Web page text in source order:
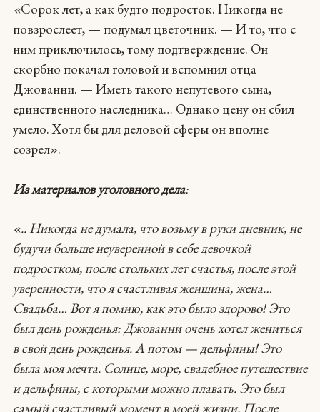
«Сорок лет, а как будто подросток. Никогда не
повзрослеет, — подумал цветочник. — И то, что с
ним приключилось, тому подтверждение. Он
скорбно покачал головой и вспомнил отца
Джованни. — Иметь такого непутевого сына,
единственного наследника… Однако цену он сбил
умело. Хотя бы для деловой сферы он вполне
созрел».
Из материалов уголовного дела:
«.. Никогда не думала, что возьму в руки дневник, не
будучи больше неуверенной в себе девочкой
подростком, после стольких лет счастья, после этой
уверенности, что я счастливая женщина, жена…
Свадьба… Вот я помню, как это было здорово! Это
был день рожденья: Джованни очень хотел жениться
в свой день рожденья. А потом — дельфины! Это
была моя мечта. Солнце, море, свадебное путешествие
и дельфины, с которыми можно плавать. Это был
самый счастливый момент в моей жизни. После